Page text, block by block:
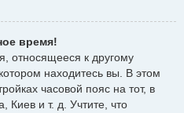
время!
относящееся к другому
находитесь вы. В этом
часовой пояс на тот, в
Киев и т. д. Учтите, что